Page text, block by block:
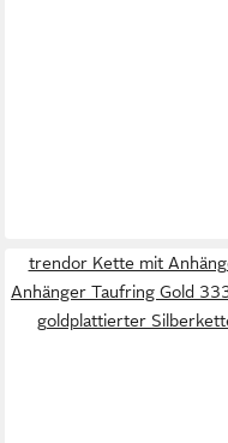
trendor Kette mit
Anhänger Taufring Gold
goldplattierter